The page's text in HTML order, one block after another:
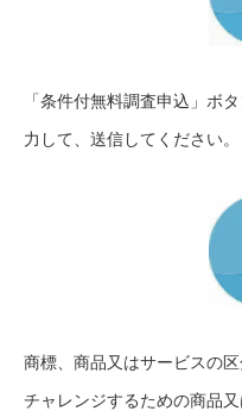
「条件付無料調査申込」ボ
力して、送信してください。
商標、商品又はサービスの
チャレンジするための商品